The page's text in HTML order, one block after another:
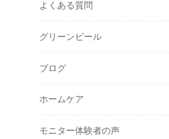
よくある質問
グリーンピール
ブログ
ホームケア
モニター体験者の声